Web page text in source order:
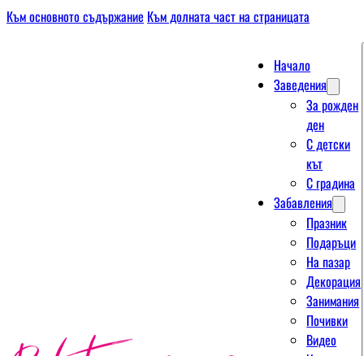
Към основното съдържание Към долната част на страницата
Начало
Заведения
За рожден
ден
С детски
кът
С градина
Забавления
Празник
Подаръци
На пазар
Декорация
Занимания
Почивки
Видео